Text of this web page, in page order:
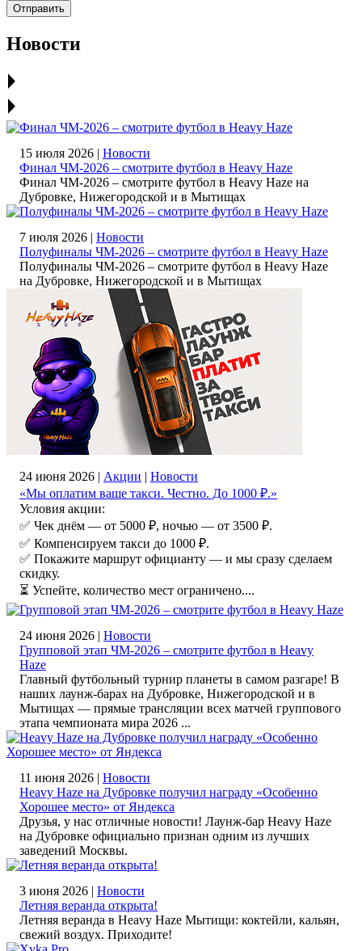
Отправить
Новости
15 июля 2026 | Новости
Финал ЧМ‑2026 – смотрите футбол в Heavy Haze
Финал ЧМ‑2026 – смотрите футбол в Heavy Haze на
Дубровке, Нижегородской и в Мытищах
7 июля 2026 | Новости
Полуфиналы ЧМ‑2026 – смотрите футбол в Heavy Haze
Полуфиналы ЧМ‑2026 – смотрите футбол в Heavy Haze
на Дубровке, Нижегородской и в Мытищах
24 июня 2026 | Акции | Новости
«Мы оплатим ваше такси. Честно. До 1000 ₽.»
Условия акции:
✅ Чек днём — от 5000 ₽, ночью — от 3500 ₽.
✅ Компенсируем такси до 1000 ₽.
✅ Покажите маршрут официанту — и мы сразу сделаем
скидку.
⏳ Успейте, количество мест ограничено....
24 июня 2026 | Новости
Групповой этап ЧМ‑2026 – смотрите футбол в Heavy
Haze
Главный футбольный турнир планеты в самом разгаре! В
наших лаунж-барах на Дубровке, Нижегородской и в
Мытищах — прямые трансляции всех матчей группового
этапа чемпионата мира 2026 ...
11 июня 2026 | Новости
Heavy Haze на Дубровке получил награду «Особенно
Хорошее место» от Яндекса
Друзья, у нас отличные новости! Лаунж-бар Heavy Haze
на Дубровке официально признан одним из лучших
заведений Москвы.
3 июня 2026 | Новости
Летняя веранда открыта!
Летняя веранда в Heavy Haze Мытищи: коктейли, кальян,
свежий воздух. Приходите!